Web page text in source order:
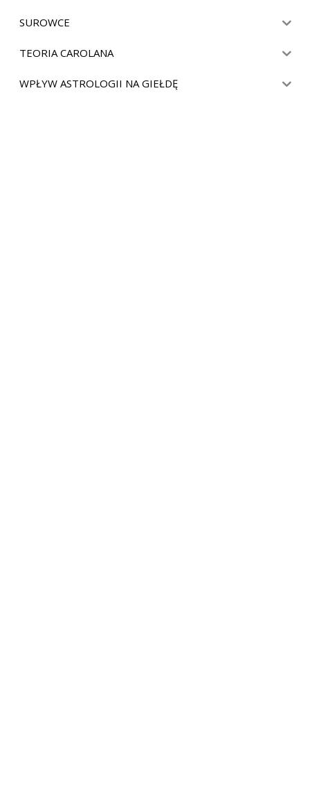
SUROWCE
TEORIA CAROLANA
WPŁYW ASTROLOGII NA GIEŁDĘ